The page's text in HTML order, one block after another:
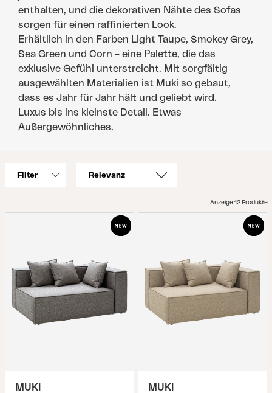
enthalten, und die dekorativen Nähte des Sofas
sorgen für einen raffinierten Look.
Erhältlich in den Farben Light Taupe, Smokey Grey,
Sea Green und Corn – eine Palette, die das
exklusive Gefühl unterstreicht. Mit sorgfältig
ausgewählten Materialien ist Muki so gebaut,
dass es Jahr für Jahr hält und geliebt wird.
Luxus bis ins kleinste Detail. Etwas
Außergewöhnliches.
Filter
Anzeige 12 Produkte
MUKI MUKI